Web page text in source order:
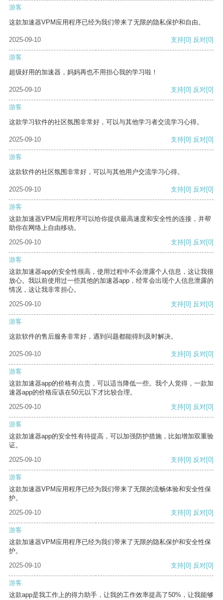
游客
这款加速器VPM应用程序已经为我们带来了无限的隐私保护和自由。
2025-09-10 支持[0] 反对[0]
游客
超级好用的加速器，妈妈再也不用担心我的学习啦！
2025-09-10 支持[0] 反对[0]
游客
这款学习软件的社区氛围非常好，可以与其他学习者交流学习心得。
2025-09-10 支持[0] 反对[0]
游客
这款软件的社区氛围非常好，可以与其他用户交流学习心得。
2025-09-10 支持[0] 反对[0]
游客
这款加速器VPM应用程序可以给你提供最高速度和安全性的连接，并帮
助你在网络上自由移动。
2025-09-10
支持[0] 反对[0]
游客
这款加速器app的安全性很高，使用过程中不会泄露个人信息，这让我很
放心。我以前使用过一些其他的加速器app，经常会出现个人信息泄露的
情况，这让我非常担心。
2025-09-10
支持[0] 反对[0]
游客
这款软件的售后服务非常好，遇到问题都能得到及时解决。
2025-09-10 支持[0] 反对[0]
游客
这款加速器app的价格有点贵，可以适当降低一些。我个人觉得，一款加
速器app的价格应该在50元以下才比较合理。
2025-09-10
支持[0] 反对[0]
游客
这款加速器app的安全性有待提高，可以加强防护措施，比如增加双重验
证。
2025-09-10
支持[0] 反对[0]
游客
这款加速器VPM应用程序已经为我们带来了无限的流畅体验和安全性保
护。
2025-09-10
支持[0] 反对[0]
游客
这款加速器VPM应用程序已经为我们带来了无限的隐私保护和安全性保
护。
2025-09-10
支持[0] 反对[0]
游客
这款app是我工作上的得力助手，让我的工作效率提高了50%，让我能够